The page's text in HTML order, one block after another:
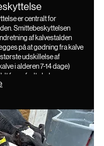
er centralt for
Smittebeskyttelsen
af kalvestalden
på at gødning fra kalve
udskillelse af
i alderen 7-14 dage)
fra nyfødte kalve, som
et beskyttende